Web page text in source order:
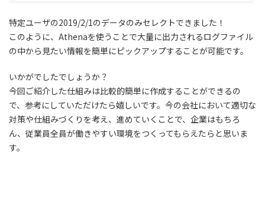
特定ユーザの2019/2/1のデータのみセレクトできました！
このように、Athenaを使うことで大量に出力されるログファイル
の中から見たい情報を簡単にピックアップすることが可能です。
いかがでしたでしょうか？
今回ご紹介した仕組みは比較的簡単に作成することができるの
で、参考にしていただけたら嬉しいです。今の会社において適切な
対策や仕組みづくりを考え、進めていくことで、企業はもちろ
ん、従業員全員が働きやすい環境をつくってもらえたらと思いま
す。